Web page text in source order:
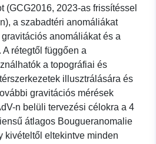
(GCG2016, 2023-as frissítéssel
a szabadtéri anomáliákat
anomáliákat és a
rétegtől függően a
a topográfiai és
illusztrálására és
gravitációs mérések
n belüli tervezési célokra a 4
átlagos Bougueranomalie
kivételtől eltekintve minden